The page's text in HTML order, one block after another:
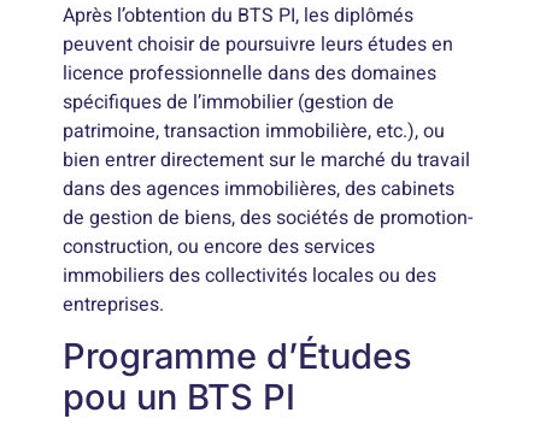
Après l’obtention du BTS PI, les diplômés
peuvent choisir de poursuivre leurs études en
licence professionnelle dans des domaines
spécifiques de l’immobilier (gestion de
patrimoine, transaction immobilière, etc.), ou
bien entrer directement sur le marché du travail
dans des agences immobilières, des cabinets
de gestion de biens, des sociétés de promotion-
construction, ou encore des services
immobiliers des collectivités locales ou des
entreprises.
Programme d’Études
pou un BTS PI